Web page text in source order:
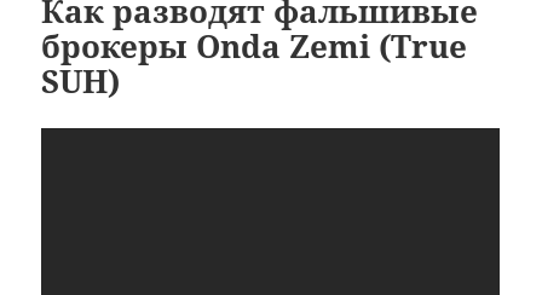
Как разводят фальшивые
брокеры Onda Zemi (True
SUH)